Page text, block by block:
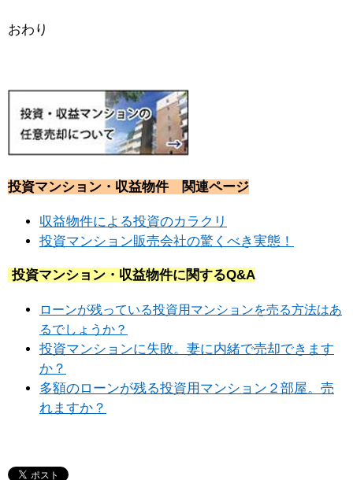
おわり
投資マンション・収益物件 関連ページ
収益物件による投資のカラクリ
投資マンション販売会社の驚くべき実態！
投資マンション・収益物件に関するQ&A
ローンが残っている投資用マンションを売る方法はあ
るでしょうか？
投資マンションに失敗。妻に内緒で売却できます
か？
多額のローンが残る投資用マンション２部屋。売
れますか？